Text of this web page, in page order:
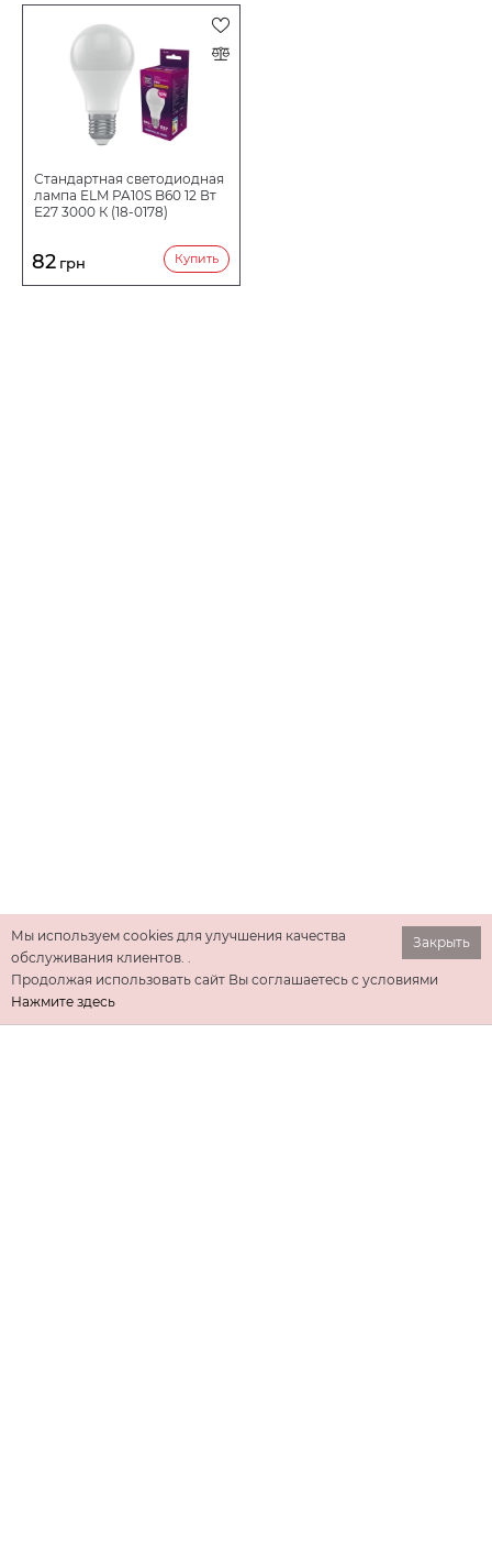
Стандартная светодиодная
лампа ELM PA10S B60 12 Вт
E27 3000 К (18-0178)
82 грн Купить
Закрыть
Мы используем cookies для улучшения качества
обслуживания клиентов. .
Продолжая использовать сайт Вы соглашаетесь с условиями
Нажмите здесь